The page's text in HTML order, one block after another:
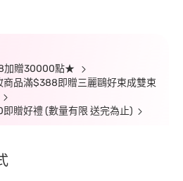
加贈30000點★
商品滿$388即贈三麗鷗好束成雙束
贈好禮 (數量有限 送完為止)